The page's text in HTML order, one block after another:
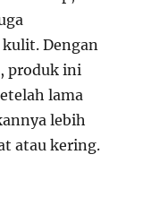
kulit. Dengan
produk ini
lama
lebih
atau kering.